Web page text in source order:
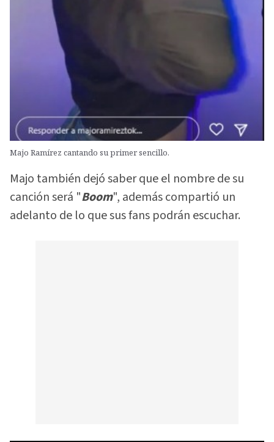
Majo Ramírez cantando su primer sencillo.
Majo también dejó saber que el nombre de su
canción será "Boom", además compartió un
adelanto de lo que sus fans podrán escuchar.